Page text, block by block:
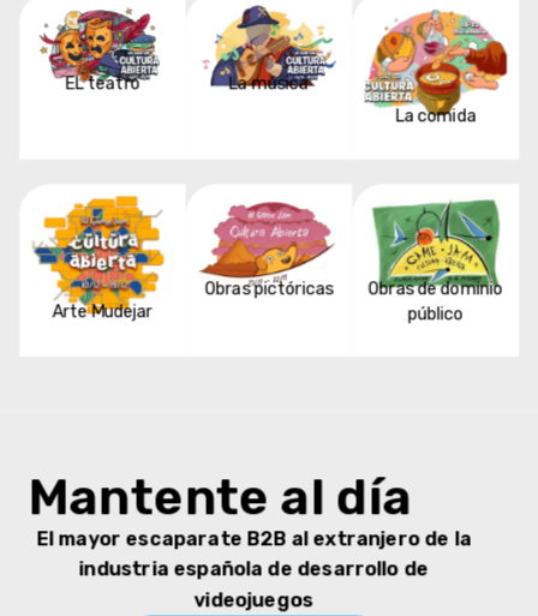
EL teatro
La música
La comida
Arte Mudejar
Obras pictóricas
Obras de dominio
público
Mantente al día
El mayor escaparate B2B al extranjero de la
industria española de desarrollo de
videojuegos